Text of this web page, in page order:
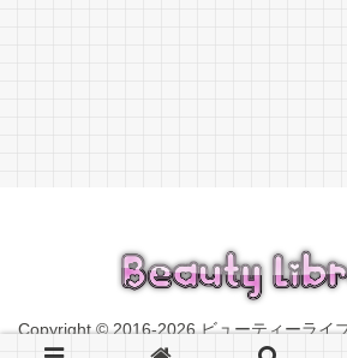
Copyright © 2016-2026 ビューティーライ